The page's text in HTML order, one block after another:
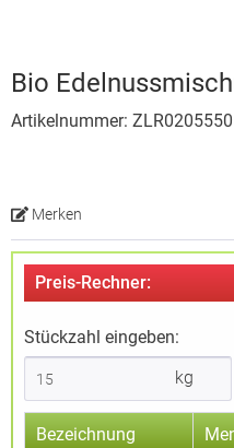
Bio
Artikelnummer: ZLR0205550
Merken
Preis-Rechner:
Stückzahl eingeben:
kg
Bezeichnung